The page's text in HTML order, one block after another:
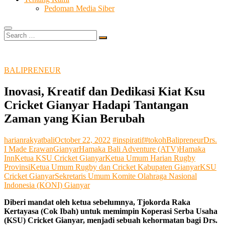
Pedoman Media Siber
Search
…
BALIPRENEUR
Inovasi, Kreatif dan Dedikasi Kiat Ksu
Cricket Gianyar Hadapi Tantangan
Zaman yang Kian Berubah
harianrakyatbaliOctober 22, 2022 #inspiratif#tokohBalipreneurDrs.
I Made ErawanGianyarHamaka Bali Adventure (ATV)Hamaka
InnKetua KSU Cricket GianyarKetua Umum Harian Rugby
ProvinsiKetua Umum Rugby dan Cricket Kabupaten GianyarKSU
Cricket GianyarSekretaris Umum Komite Olahraga Nasional
Indonesia (KONI) Gianyar
Diberi mandat oleh ketua sebelumnya, Tjokorda Raka
Kertayasa (Cok Ibah) untuk memimpin Koperasi Serba Usaha
(KSU) Cricket Gianyar, menjadi sebuah kehormatan bagi Drs.